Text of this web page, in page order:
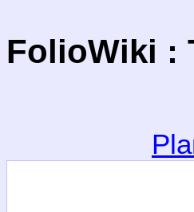
FolioWiki :